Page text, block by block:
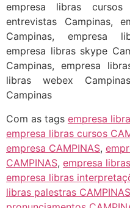
empresa libras cursos
entrevistas Campinas,
Campinas, empresa
empresa libras skype
Campinas, empresa
libras webex
Campinas
Com as tags empresa
empresa libras cursos
empresa CAMPINAS,
CAMPINAS, empresa
empresa libras
libras palestras CAMPINAS